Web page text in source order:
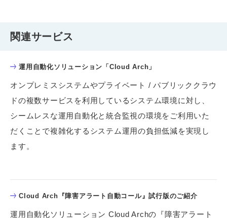
関連サービス
運用自動化ソリューション「Cloud Arch」
オンプレミスシステムやプライベート / パブリッククラウ
ドの複数サービスを利用しているシステム環境に対し、
シームレスな運用自動化と統合監視の環境をご利用いた
だくことで複雑化するシステム運用の負担低減を実現し
ます。
Cloud Arch『障害アラート自動コール』試行版のご紹介
運用自動化ソリューション Cloud Archの『障害アラート